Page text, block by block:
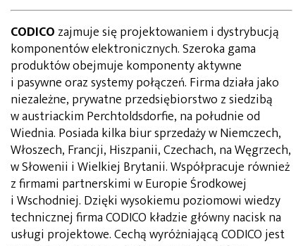
CODICO zajmuje się projektowaniem i dystrybucją
komponentów elektronicznych. Szeroka gama
produktów obejmuje komponenty aktywne
i pasywne oraz systemy połączeń. Firma działa jako
niezależne, prywatne przedsiębiorstwo z siedzibą
w austriackim Perchtoldsdorfie, na południe od
Wiednia. Posiada kilka biur sprzedaży w Niemczech,
Włoszech, Francji, Hiszpanii, Czechach, na Węgrzech,
w Słowenii i Wielkiej Brytanii. Współpracuje również
z firmami partnerskimi w Europie Środkowej
i Wschodniej. Dzięki wysokiemu poziomowi wiedzy
technicznej firma CODICO kładzie główny nacisk na
usługi projektowe. Cechą wyróżniającą CODICO jest